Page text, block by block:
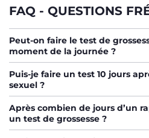
FAQ - QUESTIONS
Peut-on faire le test de
moment de la journée ?
Puis-je faire un test 10 jours
sexuel ?
Après combien de jours d’un
un test de grossesse ?